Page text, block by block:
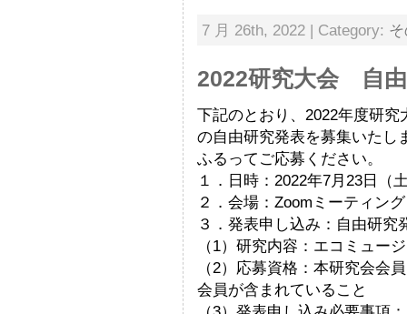
7 月 26th, 2022 | Category:
2022研究大会 自
下記のとおり、2022年度研
の自由研究発表を募集いたし
ふるってご応募ください。
１．日時：2022年7月23日（
２．会場：Zoomミーティン
３．発表申し込み：自由研究
（1）研究内容：エコミュー
（2）応募資格：本研究会会
会員が含まれていること